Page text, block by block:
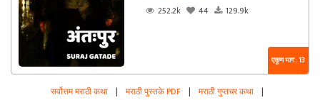
252.2k
44 129.9k
एकूण भाग : 13
सर्वोत्तम मराठी कथा | मराठी पुस्तके PDF | मराठी गुप्तचर कथा |